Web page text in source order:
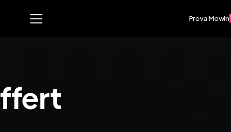
Prova Mowin